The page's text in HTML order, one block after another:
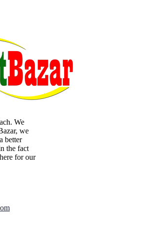
We
we
better
the fact
for our